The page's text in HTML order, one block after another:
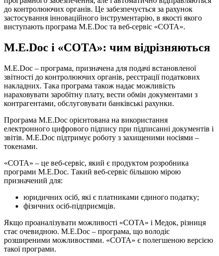
до контролюючих органів. Це забезпечується за рахунок
застосування інноваційного інструментарію, в якості якого
виступають програма M.E.Doc та веб-сервіс «СОТА».
M.E.Doc і «СОТА»: чим відрізняються
M.E.Doc – програма, призначена для подачі встановленої
звітності до контролюючих органів, реєстрації податкових
накладних. Така програма також надає можливість
нараховувати заробітну плату, вести обмін документами з
контрагентами, обслуговувати банківські рахунки.
Програма M.E.Doc орієнтована на використання
електронного цифрового підпису при підписанні документів і
звітів. M.E.Doc підтримує роботу з захищеними носіями –
токенами.
«СОТА» – це веб-сервіс, який є продуктом розробника
програми M.E.Doc. Такий веб-сервіс більшою мірою
призначений для:
юридичних осіб, які є платниками єдиного податку;
фізичних осіб-підприємців.
Якщо проаналізувати можливості «СОТА» і Медок, різниця
стає очевидною. M.E.Doc – програма, що володіє
розширеними можливостями. «СОТА» є полегшеною версією
такої програми.